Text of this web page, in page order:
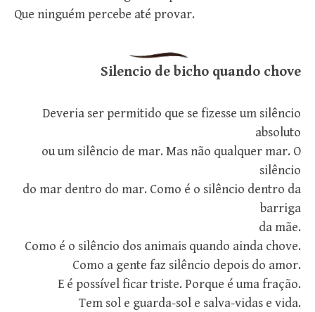
Que ninguém percebe até provar.
Silencio de bicho quando chove
Deveria ser permitido que se fizesse um silêncio
absoluto
ou um silêncio de mar. Mas não qualquer mar. O
silêncio
do mar dentro do mar. Como é o silêncio dentro da
barriga
da mãe.
Como é o silêncio dos animais quando ainda chove.
Como a gente faz silêncio depois do amor.
E é possível ficar triste. Porque é uma fração.
Tem sol e guarda-sol e salva-vidas e vida.